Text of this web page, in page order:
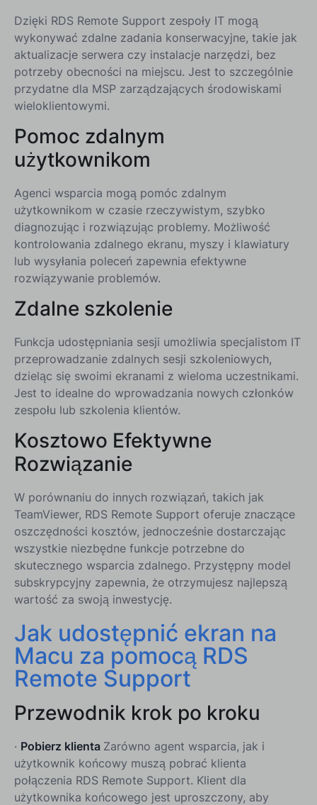
Dzięki RDS Remote Support zespoły IT mogą
wykonywać zdalne zadania konserwacyjne, takie jak
aktualizacje serwera czy instalacje narzędzi, bez
potrzeby obecności na miejscu. Jest to szczególnie
przydatne dla MSP zarządzających środowiskami
wieloklientowymi.
Pomoc zdalnym
użytkownikom
Agenci wsparcia mogą pomóc zdalnym
użytkownikom w czasie rzeczywistym, szybko
diagnozując i rozwiązując problemy. Możliwość
kontrolowania zdalnego ekranu, myszy i klawiatury
lub wysyłania poleceń zapewnia efektywne
rozwiązywanie problemów.
Zdalne szkolenie
Funkcja udostępniania sesji umożliwia specjalistom IT
przeprowadzanie zdalnych sesji szkoleniowych,
dzieląc się swoimi ekranami z wieloma uczestnikami.
Jest to idealne do wprowadzania nowych członków
zespołu lub szkolenia klientów.
Kosztowo Efektywne
Rozwiązanie
W porównaniu do innych rozwiązań, takich jak
TeamViewer, RDS Remote Support oferuje znaczące
oszczędności kosztów, jednocześnie dostarczając
wszystkie niezbędne funkcje potrzebne do
skutecznego wsparcia zdalnego. Przystępny model
subskrypcyjny zapewnia, że otrzymujesz najlepszą
wartość za swoją inwestycję.
Jak udostępnić ekran na
Macu za pomocą RDS
Remote Support
Przewodnik krok po kroku
· Pobierz klienta Zarówno agent wsparcia, jak i
użytkownik końcowy muszą pobrać klienta
połączenia RDS Remote Support. Klient dla
użytkownika końcowego jest uproszczony, aby